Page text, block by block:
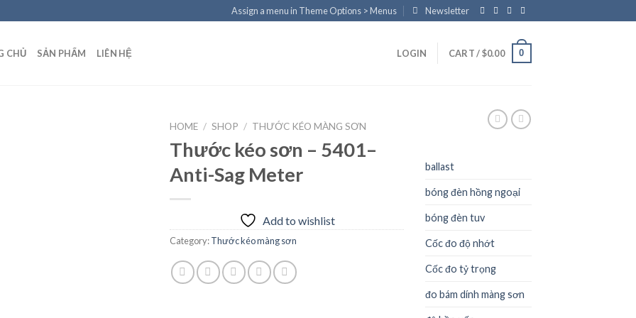
Assign a menu in Theme Options > Menus Newsletter
CHỦ SẢN PHẨM LIÊN HỆ LOGIN CART /$0.00 0
HOME / SHOP / THƯỚC KÉO MÀNG SƠN
Thước kéo sơn – 5401–
Anti-Sag Meter
Add to wishlist
Category:Thước kéo màng sơn
ballast
bóng đèn hồng ngoại
bóng đèn tuv
Cốc đo độ nhớt
Cốc đo tỷ trọng
đo bám dính màng sơn